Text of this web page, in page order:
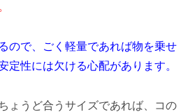
ので、ごく軽量であれば物を乗せ
定性には欠ける心配があります。
ょうど合うサイズであれば、コの